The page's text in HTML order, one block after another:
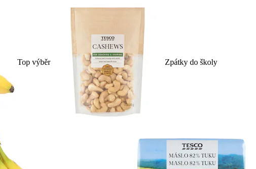
Top výběr Zpátky do školy